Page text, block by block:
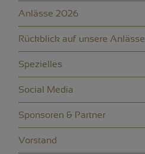
Anlässe 2026
Rückblick auf unsere Anlässe
Spezielles
Social Media
Sponsoren & Partner
Vorstand